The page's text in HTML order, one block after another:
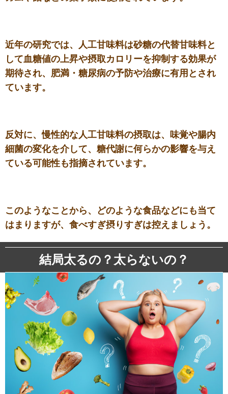
近年の研究では、人工甘味料は砂糖の代替甘味料と
して血糖値の上昇や摂取カロリーを抑制する効果が
期待され、肥満・糖尿病の予防や治療に有用とされ
ています。
反対に、慢性的な人工甘味料の摂取は、味覚や腸内
細菌の変化を介して、糖代謝に何らかの影響を与え
ている可能性も指摘されています。
このようなことから、どのような食品などにも当て
はまりますが、食べすぎ摂りすぎは控えましょう。
結局太るの？太らないの？